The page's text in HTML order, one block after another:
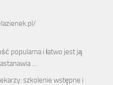
popularna i łatwo jest ją
…
szkolenie wstępne i